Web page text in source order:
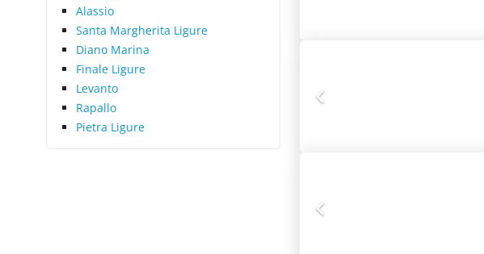
Alassio
Santa Margherita Ligure
Diano Marina
Finale Ligure
Levanto
Rapallo
Pietra Ligure